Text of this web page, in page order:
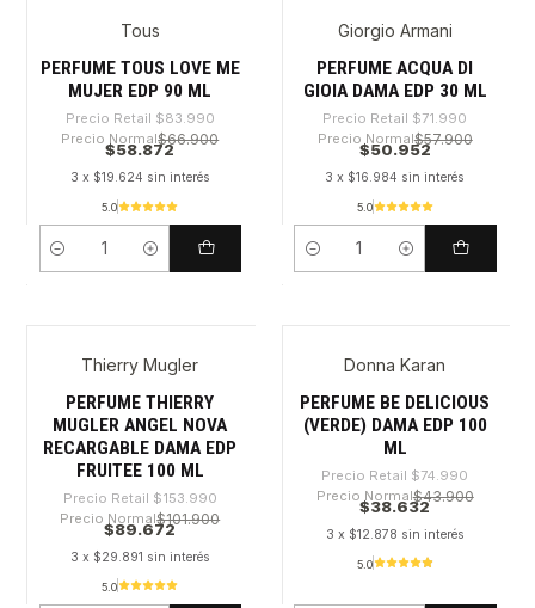
Tous
PERFUME TOUS LOVE ME
MUJER EDP 90 ML
Precio Retail $83.990
Precio Normal$66.900
$58.872
3 x $19.624 sin interés
5.0
Cantidad
-29%Giorgio Armani
PERFUME ACQUA DI
GIOIA DAMA EDP 30 ML
Precio Retail $71.990
Precio Normal$57.900
$50.952
3 x $16.984 sin interés
5.0
Cantidad
-41%Thierry Mugler
PERFUME THIERRY
MUGLER ANGEL NOVA
RECARGABLE DAMA EDP
FRUITEE 100 ML
Precio Retail $153.990
Precio Normal$101.900
$89.672
3 x $29.891 sin interés
5.0
-48%Donna Karan
PERFUME BE DELICIOUS
(VERDE) DAMA EDP 100
ML
Precio Retail $74.990
Precio Normal$43.900
$38.632
3 x $12.878 sin interés
5.0